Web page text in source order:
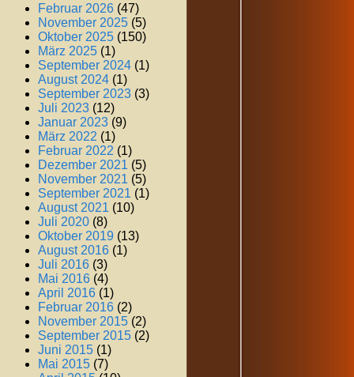
Februar 2026 (47)
November 2025 (5)
Oktober 2025 (150)
März 2025 (1)
September 2024 (1)
August 2024 (1)
September 2023 (3)
Juli 2023 (12)
Januar 2023 (9)
März 2022 (1)
Februar 2022 (1)
Dezember 2021 (5)
November 2021 (5)
September 2021 (1)
August 2021 (10)
Juli 2020 (8)
Oktober 2019 (13)
August 2016 (1)
Juli 2016 (3)
Mai 2016 (4)
April 2016 (1)
Februar 2016 (2)
November 2015 (2)
September 2015 (2)
Juni 2015 (1)
Mai 2015 (7)